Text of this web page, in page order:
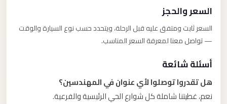
السعر والحجز
السعر ثابت ومتفق عليه قبل الرحلة، ويتحدد حسب نوع السيارة والوقت
— تواصل معنا لمعرفة السعر المناسب.
أسئلة شائعة
هل تقدروا توصلوا لأي عنوان في المهندسين؟
نعم، غطيتنا شاملة كل شوارع الحي الرئيسية والفرعية.